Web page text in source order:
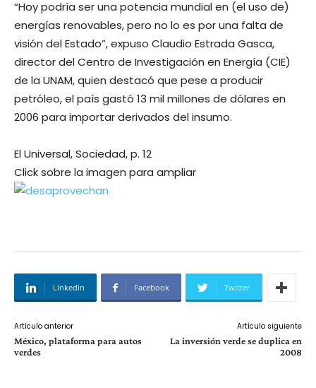
“Hoy podría ser una potencia mundial en (el uso de)
energías renovables, pero no lo es por una falta de
visión del Estado”, expuso Claudio Estrada Gasca,
director del Centro de Investigación en Energía (CIE)
de la UNAM, quien destacó que pese a producir
petróleo, el país gastó 13 mil millones de dólares en
2006 para importar derivados del insumo.
El Universal, Sociedad, p. 12
Click sobre la imagen para ampliar
Linkedin Facebook Twitter
Artículo anterior
México, plataforma para autos
verdes
Artículo siguiente
La inversión verde se duplica en
2008